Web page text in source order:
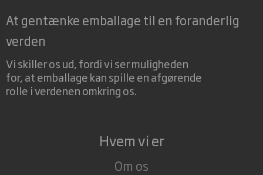
At gentænke emballage til en foranderlig
verden
Vi skiller os ud, fordi vi ser muligheden
for, at emballage kan spille en afgørende
rolle i verdenen omkring os.
Hvem vi er
Om os